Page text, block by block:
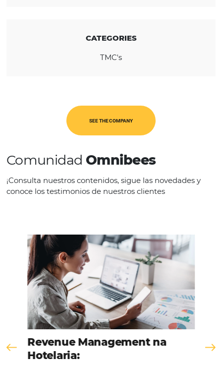
REGION
CATEGORIES
TMC's
ComunidadOmnibees
¡Consulta nuestros contenidos, sigue las
conoce los testimonios de nuestros clientes